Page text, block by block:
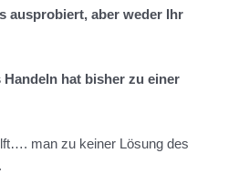
ausprobiert, aber weder Ihr
hat bisher zu einer
man zu keiner Lösung des